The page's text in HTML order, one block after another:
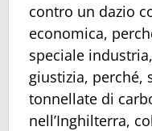
contro un dazio
economica,
speciale
giustizia, perché,
tonnellate di
nell’Inghilterra,